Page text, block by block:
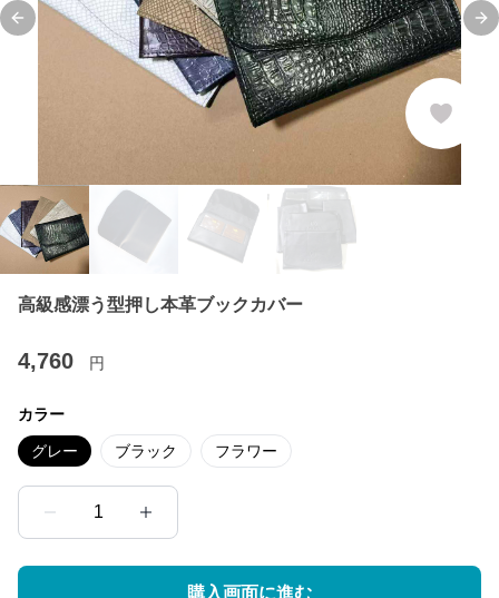
Previous slide
高級感漂う型押し本革ブックカバー
4,760 円
カラー
グレー ブラック フラワー
1
購入画面に進む